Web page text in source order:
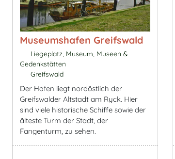
Museumshafen Greifswald
Liegeplatz, Museum, Museen &
Gedenkstätten
Greifswald
Der Hafen liegt nordöstlich der
Greifswalder Altstadt am Ryck. Hier
sind viele historische Schiffe sowie der
älteste Turm der Stadt, der
Fangenturm, zu sehen.